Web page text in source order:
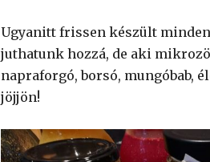
Ugyanitt frissen készült
juthatunk hozzá, de aki
napraforgó, borsó, mungóbab,
jöjjön!